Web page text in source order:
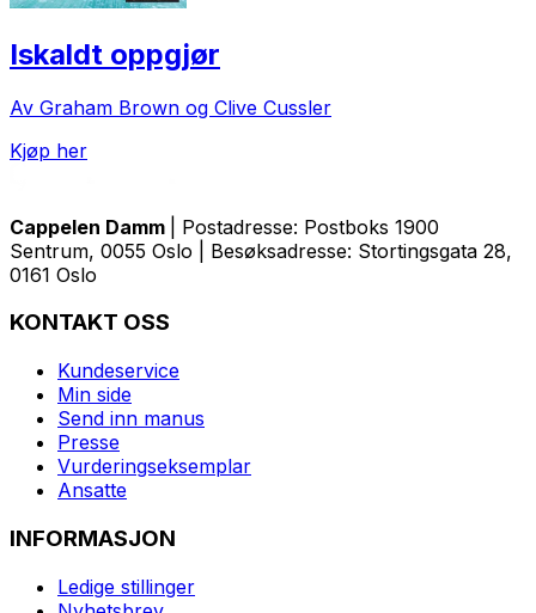
Iskaldt oppgjør
Av Graham Brown og Clive Cussler
Kjøp her
Cappelen Damm
| Postadresse: Postboks 1900
Sentrum, 0055 Oslo | Besøksadresse: Stortingsgata 28,
0161 Oslo
KONTAKT OSS
Kundeservice
Min side
Send inn manus
Presse
Vurderingseksemplar
Ansatte
INFORMASJON
Ledige stillinger